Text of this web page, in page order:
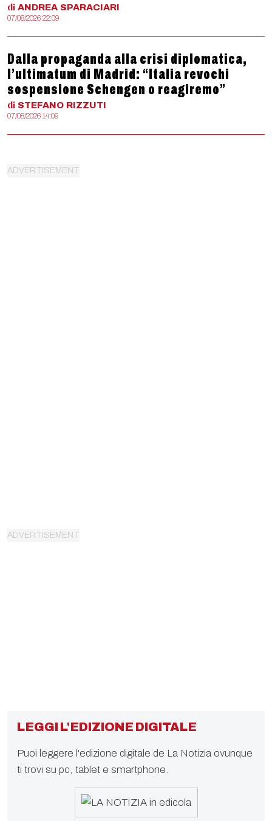
di ANDREA SPARACIARI
07/08/2026 22:09
Dalla propaganda alla crisi diplomatica,
l’ultimatum di Madrid: “Italia revochi
sospensione Schengen o reagiremo”
di STEFANO RIZZUTI
07/08/2026 14:09
LEGGI L'EDIZIONE DIGITALE
Puoi leggere l'edizione digitale de La Notizia ovunque
ti trovi su pc, tablet e smartphone.